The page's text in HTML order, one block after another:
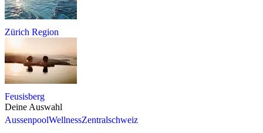
Zürich Region
Feusisberg
Deine Auswahl
AussenpoolWellnessZentralschweiz